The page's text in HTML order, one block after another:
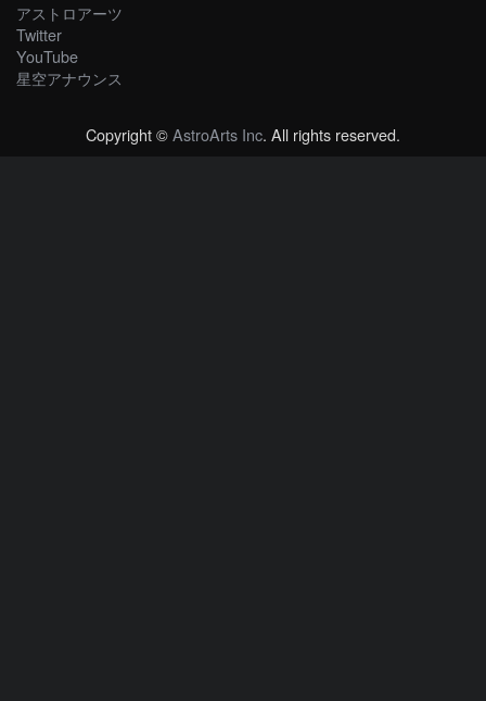
アストロアーツ
Twitter
YouTube
星空アナウンス
Copyright ©AstroArts Inc. All rights reserved.